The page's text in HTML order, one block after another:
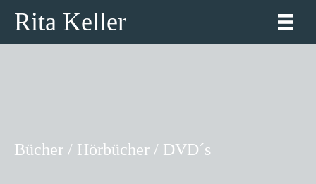
Rita Keller
Bücher / Hörbücher / DVD´s